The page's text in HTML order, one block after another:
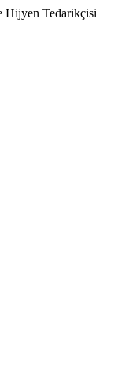
Hijyen Tedarikçisi